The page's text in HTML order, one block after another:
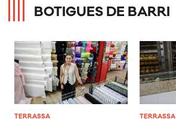
BOTIGUES DE BARRI
TERRASSA TERRASSA